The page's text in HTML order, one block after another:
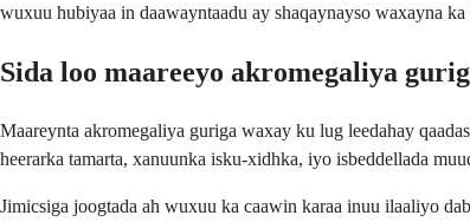
wuxuu hubiyaa in daawayntaadu ay shaqaynayso waxayna
Sida loo maareeyo akromegaliya
Maareynta akromegaliya guriga waxay ku lug leedahay
heerarka tamarta, xanuunka isku-xidhka, iyo isbeddellada
Jimicsiga joogtada ah wuxuu ka caawin karaa inuu ilaaliyo